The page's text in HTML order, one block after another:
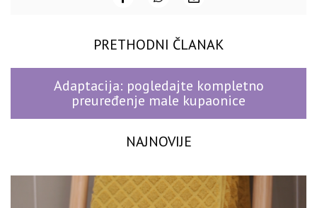
PRETHODNI ČLANAK
Adaptacija: pogledajte kompletno
preuređenje male kupaonice
NAJNOVIJE